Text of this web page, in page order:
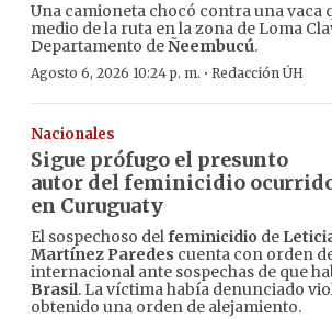
Una camioneta chocó contra una vaca
medio de la ruta en la zona de Loma
Departamento deÑeembucú.
Agosto 6, 2026 10:24 p. m. · Redacción ÚH
Nacionales
Sigue prófugo el presunto
autor del feminicidio
en Curuguaty
El sospechoso delfeminicidio de
Martínez Paredes cuenta con orden
internacional ante sospechas de que
Brasil. La víctima había denunciado
obtenido una orden de alejamiento.